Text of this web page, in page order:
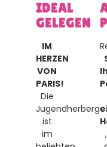
IDEAL
GELEGEN
IM
HERZEN
VON
PARIS!
Die
Jugendherberge
ist
im